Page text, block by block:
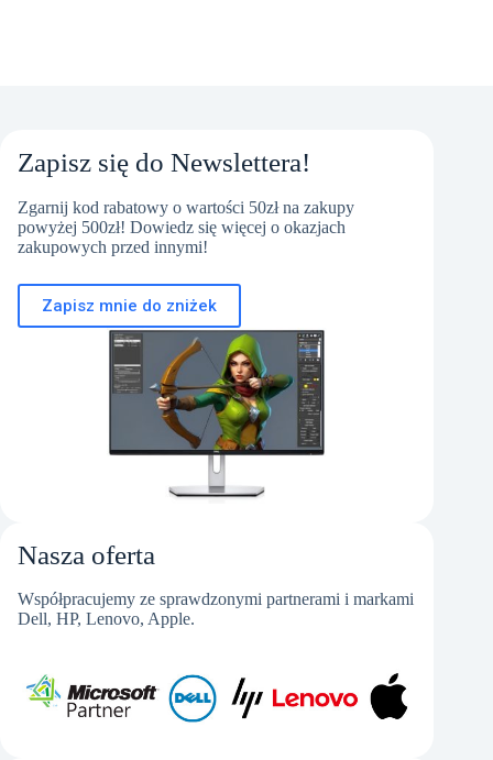
Zapisz się do Newslettera!
Zgarnij kod rabatowy o wartości 50zł na zakupy
powyżej 500zł! Dowiedz się więcej o okazjach
zakupowych przed innymi!
Zapisz mnie do zniżek
Nasza oferta
Współpracujemy ze sprawdzonymi partnerami i markami
Dell, HP, Lenovo, Apple.